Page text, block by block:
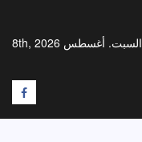
السبت. أغسطس 8th, 2026
F